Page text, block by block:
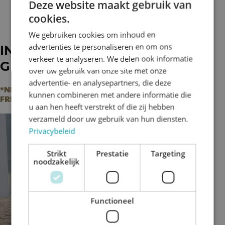
INSIDE - OUT FAMILIE- OF
GROEPSDAG
*NIEUW BIJ SKAGAVENTURE IN SAMENWERKING MET
FRED'S VERHUUR*
Deze website maakt gebruik van
cookies.
We gebruiken cookies om inhoud en
advertenties te personaliseren en om ons
verkeer te analyseren. We delen ook informatie
over uw gebruik van onze site met onze
advertentie- en analysepartners, die deze
kunnen combineren met andere informatie die
u aan hen heeft verstrekt of die zij hebben
verzameld door uw gebruik van hun diensten.
Privacybeleid
Strikt
noodzakelijk
Prestatie Targeting
Functioneel